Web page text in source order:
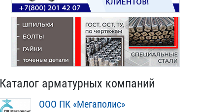
Каталог арматурных компаний
ООО ПК «Мегаполис»